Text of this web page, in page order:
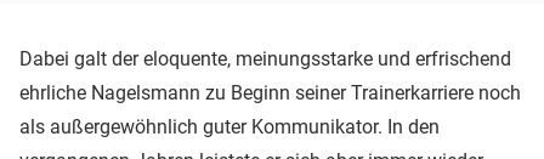
Dabei galt der eloquente, meinungsstarke und erfrischend
ehrliche Nagelsmann zu Beginn seiner Trainerkarriere noch
als außergewöhnlich guter Kommunikator. In den